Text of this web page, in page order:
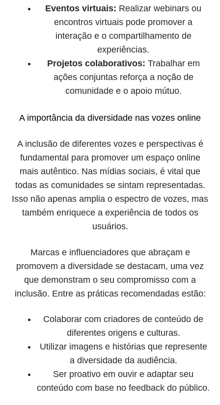
Eventos virtuais: Realizar webinars ou
encontros virtuais pode promover a
interação e o compartilhamento de
experiências.
Projetos colaborativos: Trabalhar em
ações conjuntas reforça a noção de
comunidade e o apoio mútuo.
A importância da diversidade nas vozes online
A inclusão de diferentes vozes e perspectivas é
fundamental para promover um espaço online
mais autêntico. Nas mídias sociais, é vital que
todas as comunidades se sintam representadas.
Isso não apenas amplia o espectro de vozes, mas
também enriquece a experiência de todos os
usuários.
Marcas e influenciadores que abraçam e
promovem a diversidade se destacam, uma vez
que demonstram o seu compromisso com a
inclusão. Entre as práticas recomendadas estão:
Colaborar com criadores de conteúdo de
diferentes origens e culturas.
Utilizar imagens e histórias que represente
a diversidade da audiência.
Ser proativo em ouvir e adaptar seu
conteúdo com base no feedback do público.